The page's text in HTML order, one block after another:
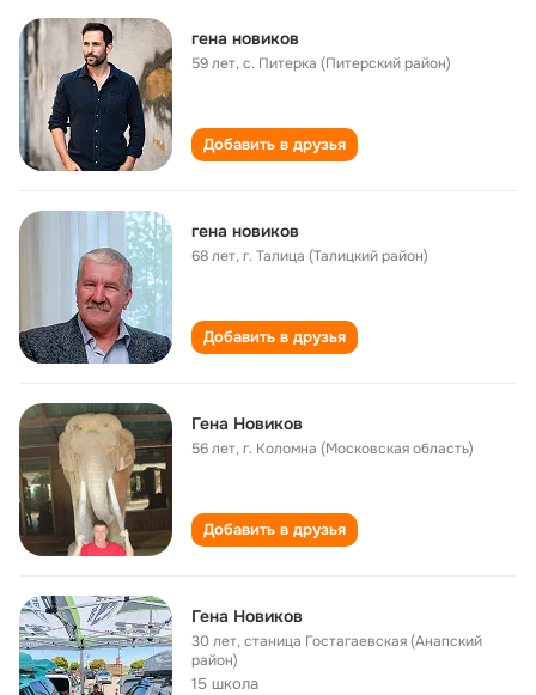
гена новиков
59 лет,с. Питерка (Питерский район)
Добавить в друзья
гена новиков
68 лет,г. Талица (Талицкий район)
Добавить в друзья
Гена Новиков
56 лет,г. Коломна (Московская область)
Добавить в друзья
Гена Новиков
30 лет,станица Гостагаевская (Анапский
район)
15 школа